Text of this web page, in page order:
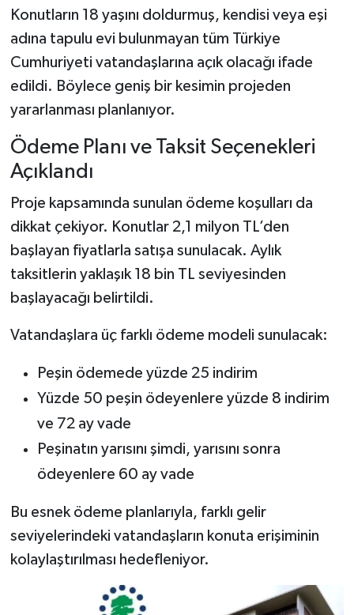
Konutların 18 yaşını doldurmuş, kendisi veya eşi
adına tapulu evi bulunmayan tüm Türkiye
Cumhuriyeti vatandaşlarına açık olacağı ifade
edildi. Böylece geniş bir kesimin projeden
yararlanması planlanıyor.
Ödeme Planı ve Taksit Seçenekleri
Açıklandı
Proje kapsamında sunulan ödeme koşulları da
dikkat çekiyor. Konutlar 2,1 milyon TL’den
başlayan fiyatlarla satışa sunulacak. Aylık
taksitlerin yaklaşık 18 bin TL seviyesinden
başlayacağı belirtildi.
Vatandaşlara üç farklı ödeme modeli sunulacak:
Peşin ödemede yüzde 25 indirim
Yüzde 50 peşin ödeyenlere yüzde 8 indirim
ve 72 ay vade
Peşinatın yarısını şimdi, yarısını sonra
ödeyenlere 60 ay vade
Bu esnek ödeme planlarıyla, farklı gelir
seviyelerindeki vatandaşların konuta erişiminin
kolaylaştırılması hedefleniyor.